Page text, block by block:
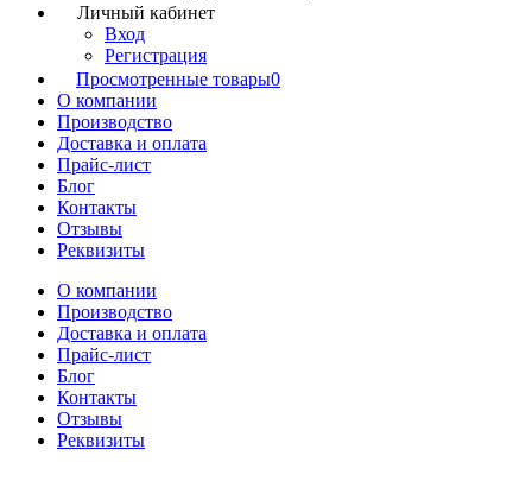
Личный кабинет
Вход
Регистрация
Просмотренные товары0
О компании
Производство
Доставка и оплата
Прайс-лист
Блог
Контакты
Отзывы
Реквизиты
О компании
Производство
Доставка и оплата
Прайс-лист
Блог
Контакты
Отзывы
Реквизиты